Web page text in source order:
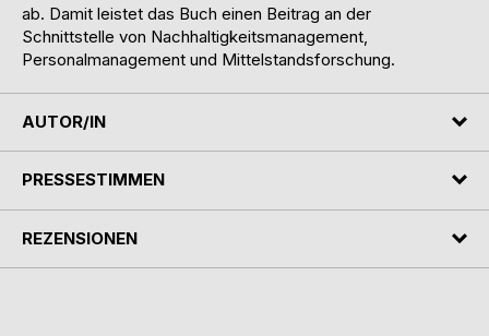
ab. Damit leistet das Buch einen Beitrag an der
Schnittstelle von Nachhaltigkeitsmanagement,
Personalmanagement und Mittelstandsforschung.
AUTOR/IN
PRESSESTIMMEN
REZENSIONEN